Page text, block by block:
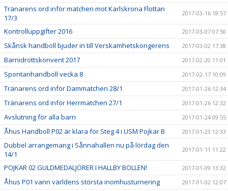
Tränarens ord inför matchen mot Karlskrona Flottan
17/3
2017-03-16 18:57
Kontrolluppgifter 2016 2017-03-07 07:50
Skånsk handboll bjuder in till Verskamhetskongerens 2017-03-02 17:38
Barnidrottskonvent 2017 2017-02-20 11:01
Spontanhandboll vecka 8 2017-02-17 10:09
Tränarens ord inför Dammatchen 28/1 2017-01-26 12:34
Tränarens ord inför Herrmatchen 27/1 2017-01-26 12:32
Avslutning för alla barn 2017-01-24 09:55
Åhus Handboll P02 är klara för Steg 4 i USM Pojkar B 2017-01-23 12:33
Dubbel arrangemang i Sånnahallen nu på lördag den
14/1
2017-01-11 11:22
POJKAR 02 GULDMEDALJÖRER I HALLBY BOLLEN! 2017-01-09 13:32
Åhus P01 vann världens största inomhusturnering 2017-01-02 12:07